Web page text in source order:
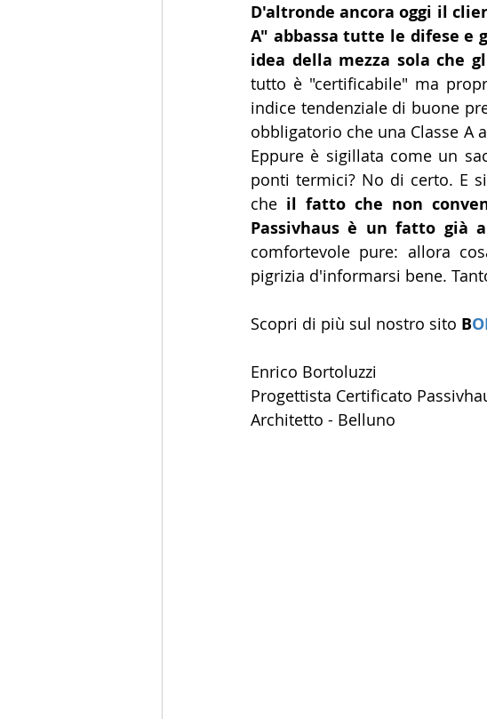
D'altronde ancora oggi il
A" abbassa tutte le difese e
idea della mezza sola che
tutto è "certificabile" ma
indice tendenziale di buone
obbligatorio che una Classe A
Eppure è sigillata come un
ponti termici? No di certo. E
che il fatto che non
Passivhaus è un fatto già
comfortevole pure: allora
pigrizia d'informarsi bene.
Scopri di più sul nostro sito B
Enrico Bortoluzzi
Progettista Certificato
Architetto - Belluno